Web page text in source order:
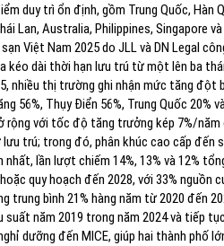
duy trì ổn định, gồm Trung Quốc, Hàn
Lan, Australia, Philippines, Singapore và
Việt Nam 2025 do JLL và DN Legal
kéo dài thời hạn lưu trú từ một lên ba
nhiều thị trường ghi nhận mức tăng đột
56%, Thụy Điển 56%, Trung Quốc 20%
rộng với tốc độ tăng trưởng kép 7%/năm
trú; trong đó, phân khúc cao cấp đến
lần lượt chiếm 14%, 13% và 12%
quy hoạch đến 2028, với 33%
trung bình 21% hàng năm từ 2020 đến
năm 2019 trong năm 2024 và tiếp
dưỡng đến MICE, giúp hai thành phố